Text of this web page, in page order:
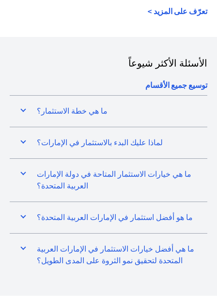
تعرّف على المزيد >
الأسئلة الأكثر شيوعاً
توسيع جميع الأقسام
ما هي خطة الاستثمار؟
لماذا عليك البدء بالاستثمار في الإمارات؟
ما هي خيارات الاستثمار المتاحة في دولة الإمارات
العربية المتحدة؟
ما هو أفضل استثمار في الإمارات العربية المتحدة؟
ما هي أفضل خيارات الاستثمار في الإمارات العربية
المتحدة لتحقيق نمو الثروة على المدى الطويل؟